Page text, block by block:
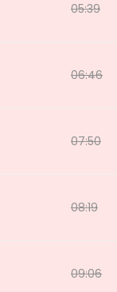
05:39
06:46
07:50
08:19
09:06